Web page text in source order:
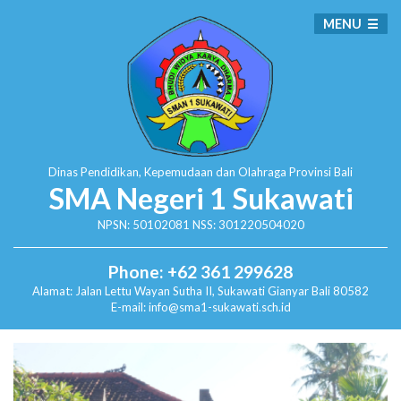
Dinas Pendidikan, Kepemudaan dan Olahraga Provinsi Bali
SMA Negeri 1 Sukawati
NPSN: 50102081 NSS: 301220504020
Phone: +62 361 299628
Alamat: Jalan Lettu Wayan Sutha II, SukawatiGianyar Bali 80582
E-mail: info@sma1-sukawati.sch.id
MENU